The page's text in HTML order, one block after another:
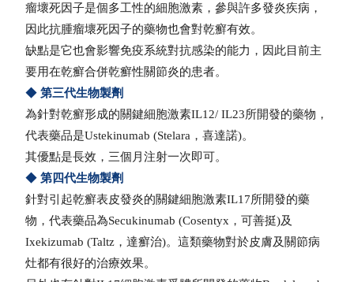
瘤壞死因子是個多工性的細胞激素，參與許多發炎疾病，
因此抗腫瘤壞死因子的藥物也會對乾癬有效。
缺點是它也會影響免疫系統對抗感染的能力，因此目前主
要用在乾癬合併乾癬性關節炎的患者。
◆第三代生物製劑
為針對乾癬形成的關鍵細胞激素IL12/ IL23所開發的藥物，
代表藥品是Ustekinumab (Stelara，喜達諾)。
其優點是長效，三個月注射一次即可。
◆第四代生物製劑
針對引起乾癬表皮發炎的關鍵細胞激素IL17所開發的藥
物，代表藥品為Secukinumab (Cosentyx，可善挺)及
Ixekizumab (Taltz，達癬治)。這類藥物對於皮膚及關節病
灶都有很好的治療效果。